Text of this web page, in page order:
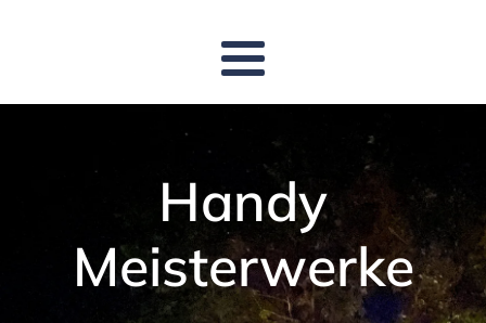
Handy
Meisterwerke